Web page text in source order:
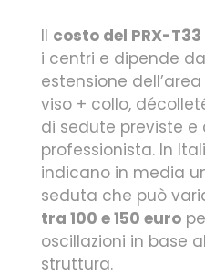
Il costo del PRX-T33
i centri e dipende
estensione
viso + collo,
di sedute previste
professionista. In
indicano in media
seduta che può
tra 100 e 150 euro
oscillazioni in base
struttura.